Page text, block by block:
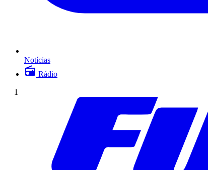
Notícias
Rádio
1